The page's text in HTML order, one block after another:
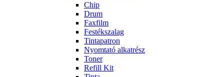
Chip
Drum
Faxfilm
Festékszalag
Tintapatron
Nyomtató alkatrész
Toner
Refill Kit